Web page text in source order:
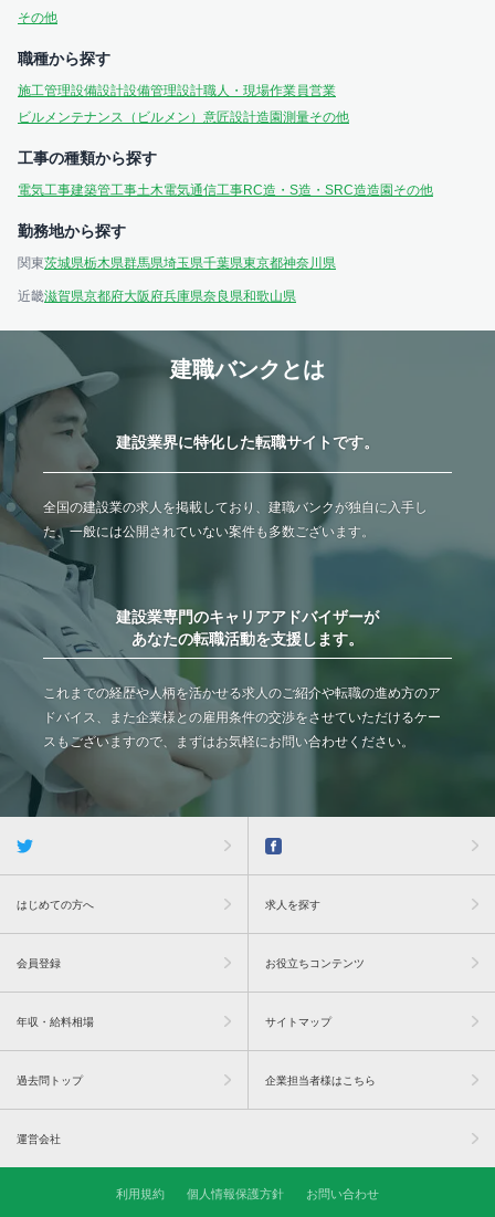
その他
職種から探す
施工管理設備設計設備管理設計職人・現場作業員営業
ビルメンテナンス（ビルメン） 意匠設計造園測量その他
工事の種類から探す
電気工事建築管工事土木電気通信工事RC造・S造・SRC造造園 その他
勤務地から探す
関東茨城県栃木県群馬県埼玉県千葉県東京都神奈川県
近畿滋賀県京都府大阪府兵庫県奈良県和歌山県
建職バンクとは
建設業界に特化した転職サイトです。
全国の建設業の求人を掲載しており、建職バンクが独自に入手し
た、一般には公開されていない案件も多数ございます。
建設業専門のキャリアアドバイザーが
あなたの転職活動を支援します。
これまでの経歴や人柄を活かせる求人のご紹介や転職の進め方のア
ドバイス、また企業様との雇用条件の交渉をさせていただけるケー
スもございますので、まずはお気軽にお問い合わせください。
はじめての方へ 求人を探す
会員登録 お役立ちコンテンツ
年収・給料相場 サイトマップ
過去問トップ 企業担当者様はこちら
運営会社
利用規約 個人情報保護方針 お問い合わせ